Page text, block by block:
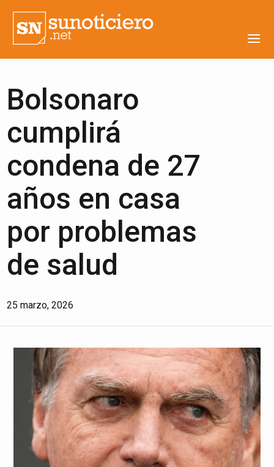
Bolsonaro
cumplirá
condena de 27
años en casa
por problemas
de salud
25 marzo, 2026